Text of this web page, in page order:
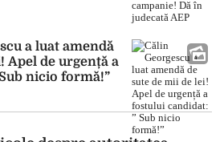
a luat amendă
Apel de urgență a
nicio formă!”